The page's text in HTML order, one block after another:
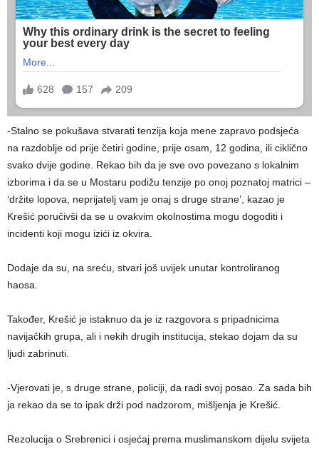
-Stalno se pokušava stvarati tenzija koja mene zapravo podsjeća
na razdoblje od prije četiri godine, prije osam, 12 godina, ili ciklično
svako dvije godine. Rekao bih da je sve ovo povezano s lokalnim
izborima i da se u Mostaru podižu tenzije po onoj poznatoj matrici –
‘držite lopova, neprijatelj vam je onaj s druge strane’, kazao je
Krešić poručivši da se u ovakvim okolnostima mogu dogoditi i
incidenti koji mogu izići iz okvira.
Dodaje da su, na sreću, stvari još uvijek unutar kontroliranog
haosa.
Također, Krešić je istaknuo da je iz razgovora s pripadnicima
navijačkih grupa, ali i nekih drugih institucija, stekao dojam da su
ljudi zabrinuti.
-Vjerovati je, s druge strane, policiji, da radi svoj posao. Za sada bih
ja rekao da se to ipak drži pod nadzorom, mišljenja je Krešić.
Rezolucija o Srebrenici i osjećaj prema muslimanskom dijelu svijeta